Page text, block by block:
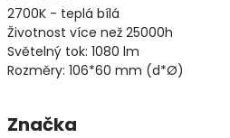
2700K - teplá bílá
Životnost více než 25000h
Světelný tok: 1080 lm
Rozměry: 106*60 mm (d*Ø)
Značka